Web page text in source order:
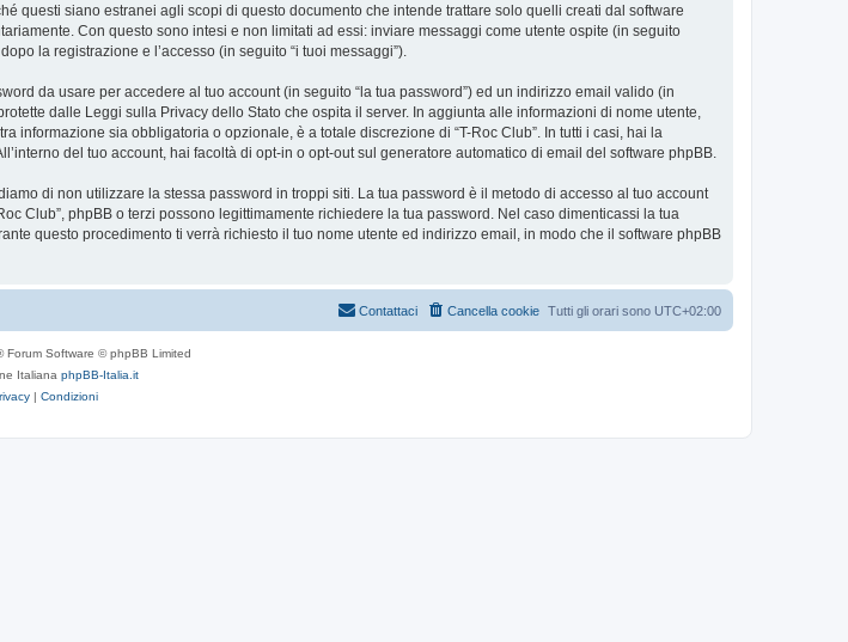
questi siano estranei agli scopi di questo documento che intende trattare solo quelli creati dal software
Con questo sono intesi e non limitati ad essi: inviare messaggi come utente ospite (in seguito
la registrazione e l’accesso (in seguito “i tuoi messaggi”).
da usare per accedere al tuo account (in seguito “la tua password”) ed un indirizzo email valido (in
dalle Leggi sulla Privacy dello Stato che ospita il server. In aggiunta alle informazioni di nome utente,
informazione sia obbligatoria o opzionale, è a totale discrezione di “T-Roc Club”. In tutti i casi, hai la
del tuo account, hai facoltà di opt-in o opt-out sul generatore automatico di email del software phpBB.
di non utilizzare la stessa password in troppi siti. La tua password è il metodo di accesso al tuo account
Club”, phpBB o terzi possono legittimamente richiedere la tua password. Nel caso dimenticassi la tua
questo procedimento ti verrà richiesto il tuo nome utente ed indirizzo email, in modo che il software phpBB
Tutti gli orari sono UTC+02:00
Cancella cookie
Contattaci
Forum Software © phpBB Limited
Italiana phpBB-Italia.it
| Condizioni